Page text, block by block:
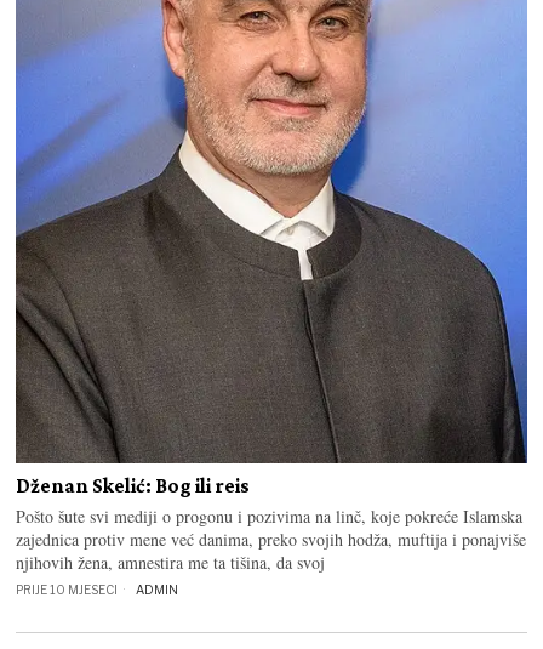
Dženan Skelić: Bog ili reis
Pošto šute svi mediji o progonu i pozivima na linč, koje pokreće Islamska
zajednica protiv mene već danima, preko svojih hodža, muftija i ponajviše
njihovih žena, amnestira me ta tišina, da svoj
PRIJE 10 MJESECI ADMIN